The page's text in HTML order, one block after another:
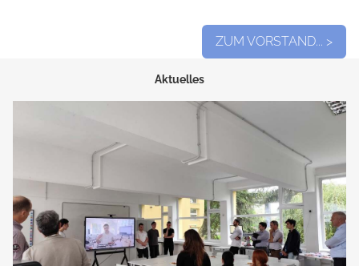
FIT FOR
DWK FIT
ZUM VORSTAND... >
Aktuelles